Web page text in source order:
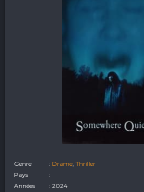
Genre : Drame Thriller
Pays
:
Années
: 2024